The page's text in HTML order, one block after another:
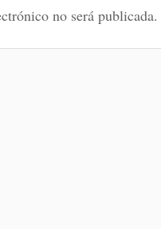
no será publicada.